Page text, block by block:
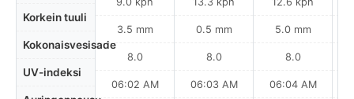
Korkein tuuli
Kokonaisvesisade
UV-indeksi
3.5 mm
8.0
06:02 AM
0.5 mm
8.0
06:03 AM
5.0 mm
8.0
06:04 AM